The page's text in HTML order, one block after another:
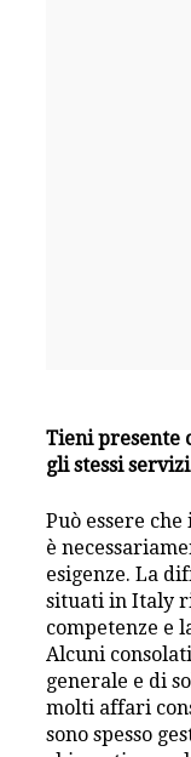
Tieni presente
gli stessi
Può essere
è
esigenze. La
situati in Italy
competenze e
Alcuni
generale e di
molti affari
sono spesso